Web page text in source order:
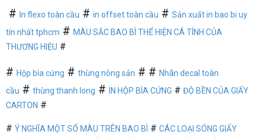
# In flexo toàn cầu # in offset toàn cầu # Sản xuất in bao bi uy
tín nhất tphcm # MÀU SẮC BAO BÌ THỂ HIỆN CÁ TÍNH CỦA
THƯƠNG HIỆU #
# Hộp bìa cứng # thùng nông sản # # Nhãn decal toàn
cầu # thùng thanh long # IN HỘP BÌA CỨNG # ĐỘ BỀN CỦA GIẤY
CARTON #
# Ý NGHĨA MỘT SỐ MÀU TRÊN BAO BÌ # CÁC LOẠI SÓNG GIẤY